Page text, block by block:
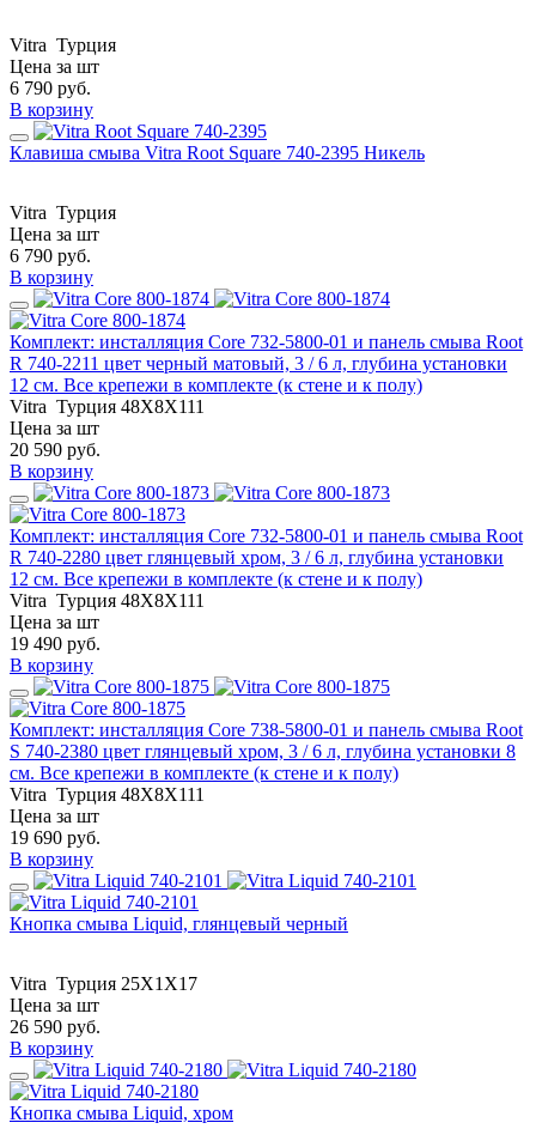
Vitra Турция
Цена за шт
6 790 руб.
В корзину
Клавиша смыва Vitra Root Square 740-2395 Никель
Vitra Турция
Цена за шт
6 790 руб.
В корзину
Комплект: инсталляция Core 732-5800-01 и панель смыва Root
R 740-2211 цвет черный матовый, 3 / 6 л, глубина установки
12 см. Все крепежи в комплекте (к стене и к полу)
Vitra Турция 48X8X111
Цена за шт
20 590 руб.
В корзину
Комплект: инсталляция Core 732-5800-01 и панель смыва Root
R 740-2280 цвет глянцевый хром, 3 / 6 л, глубина установки
12 см. Все крепежи в комплекте (к стене и к полу)
Vitra Турция 48X8X111
Цена за шт
19 490 руб.
В корзину
Комплект: инсталляция Core 738-5800-01 и панель смыва Root
S 740-2380 цвет глянцевый хром, 3 / 6 л, глубина установки 8
см. Все крепежи в комплекте (к стене и к полу)
Vitra Турция 48X8X111
Цена за шт
19 690 руб.
В корзину
Кнопка смыва Liquid, глянцевый черный
Vitra Турция 25X1X17
Цена за шт
26 590 руб.
В корзину
Кнопка смыва Liquid, хром